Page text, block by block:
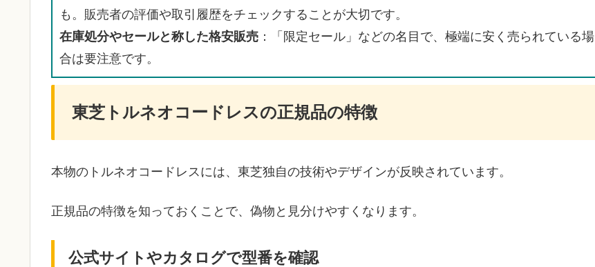
も。販売者の評価や取引履歴をチェックすることが大切です。
在庫処分やセールと称した格安販売 ：「限定セール」などの名目で、極端に安く売られている場
合は要注意です。
東芝トルネオコードレスの正規品の特徴
本物のトルネオコードレスには、東芝独自の技術やデザインが反映されています。
正規品の特徴を知っておくことで、偽物と見分けやすくなります。
公式サイトやカタログで型番を確認